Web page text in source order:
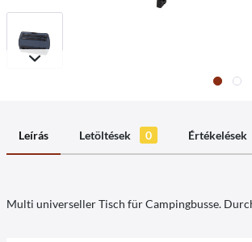
Leírás Letöltések 0 Értékelések
Multi universeller Tisch für Campingbusse.